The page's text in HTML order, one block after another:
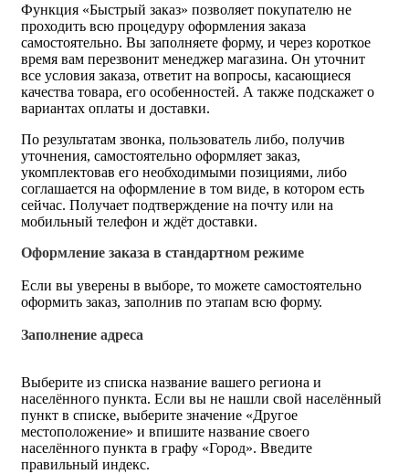
Функция «Быстрый заказ» позволяет покупателю не
проходить всю процедуру оформления заказа
самостоятельно. Вы заполняете форму, и через короткое
время вам перезвонит менеджер магазина. Он уточнит
все условия заказа, ответит на вопросы, касающиеся
качества товара, его особенностей. А также подскажет о
вариантах оплаты и доставки.
По результатам звонка, пользователь либо, получив
уточнения, самостоятельно оформляет заказ,
укомплектовав его необходимыми позициями, либо
соглашается на оформление в том виде, в котором есть
сейчас. Получает подтверждение на почту или на
мобильный телефон и ждёт доставки.
Оформление заказа в стандартном режиме
Если вы уверены в выборе, то можете самостоятельно
оформить заказ, заполнив по этапам всю форму.
Заполнение адреса
Выберите из списка название вашего региона и
населённого пункта. Если вы не нашли свой населённый
пункт в списке, выберите значение «Другое
местоположение» и впишите название своего
населённого пункта в графу «Город». Введите
правильный индекс.